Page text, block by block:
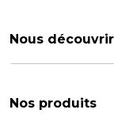
meilleurs
Nous découvrir
Les chiffres
Nos produits